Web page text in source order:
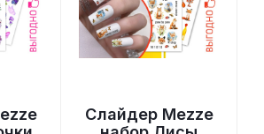
Слайдер Mezze